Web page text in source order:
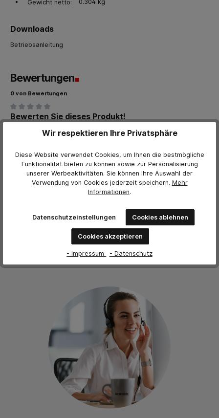
Gewicht netto: 0.304 kg
Downloads
Betriebsanleitung
Bewertungen
0 von Bewertungen
Durchschnittliche Bewertung von 0 von 5 Sternen
Bewerten Sie dieses Produkt!
Teilen Sie Ihre Erfahrungen mit anderen Kunden.
Bewertung schreiben
Bewertungen nur in der aktuellen Sprache anzeigen.
Wir respektieren Ihre Privatsphäre
Diese Website verwendet Cookies, um Ihnen die bestmögliche
Funktionalität bieten zu können sowie zur Personalisierung
unserer Werbeaktivitäten. Sie können Ihre Auswahl der
Verwendung von Cookies jederzeit speichern. Mehr
Informationen.
Datenschutzeinstellungen Cookies ablehnen
Cookies akzeptieren
- Impressum - Datenschutz